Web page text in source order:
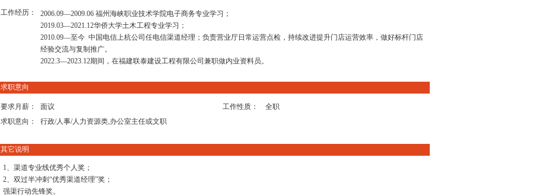
工作经历：
2006.09—2009.06 福州海峡职业技术学院电子商务专业学习；
2019.03—2021.12华侨大学土木工程专业学习；
2010.09—至今 中国电信上杭公司任电信渠道经理；负责营业厅日常运营点检，持续改进提升门店运营效率，做好标杆门店
经验交流与复制推广。
2022.3—2023.12期间，在福建联泰建设工程有限公司兼职做内业资料员。
求职意向
要求月薪： 面议 工作性质：
全职
求职意向：
行政/人事/人力资源类,办公室主任或文职
其它说明
1、渠道专业线优秀个人奖；
2、双过半冲刺“优秀渠道经理”奖；
强渠行动先锋奖。